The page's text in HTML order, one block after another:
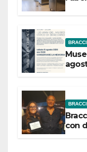
con